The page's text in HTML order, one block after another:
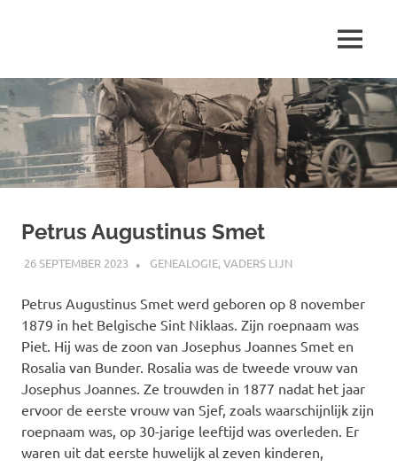
inhoud
schrijft
over
…
MENU
Petrus Augustinus Smet
26 SEPTEMBER 2023 MARJOLEIN
GENEALOGIE,VADERS LIJN
Petrus Augustinus Smet werd geboren op 8 november
1879 in het Belgische Sint Niklaas. Zijn roepnaam was
Piet. Hij was de zoon van Josephus Joannes Smet en
Rosalia van Bunder. Rosalia was de tweede vrouw van
Josephus Joannes. Ze trouwden in 1877 nadat het jaar
ervoor de eerste vrouw van Sjef, zoals waarschijnlijk zijn
roepnaam was, op 30-jarige leeftijd was overleden. Er
waren uit dat eerste huwelijk al zeven kinderen,